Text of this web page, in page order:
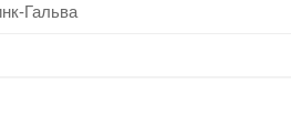
Гальва